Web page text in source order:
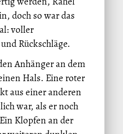
doch so war das
voller
Rückschläge.
Anhänger an dem
Hals. Eine roter
aus einer anderen
war, als er noch
Klopfen an der